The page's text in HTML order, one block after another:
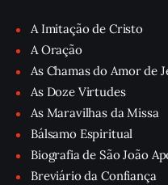
A Imitação de Cristo
A Oração
As Chamas do Amor de
As Doze Virtudes
As Maravilhas da Missa
Bálsamo Espiritual
Biografia de São João
Breviário da Confiança